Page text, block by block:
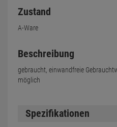
Zustand
A-Ware
Beschreibung
gebraucht, einwandfreie
möglich
Spezifikationen